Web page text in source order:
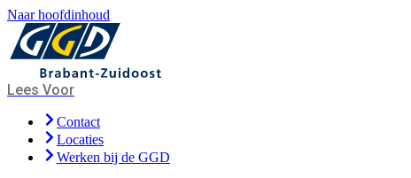
Naar hoofdinhoud
Lees Voor
Contact
Locaties
Werken bij de GGD